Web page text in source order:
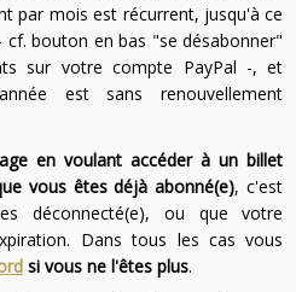
par mois est récurrent, jusqu'à ce
bouton en bas "se désabonner"
sur votre compte PayPal -, et
est sans renouvellement
en voulant accéder à un billet
vous êtes déjà abonné(e), c'est
déconnecté(e), ou que votre
Dans tous les cas vous
si vous ne l'êtes plus.